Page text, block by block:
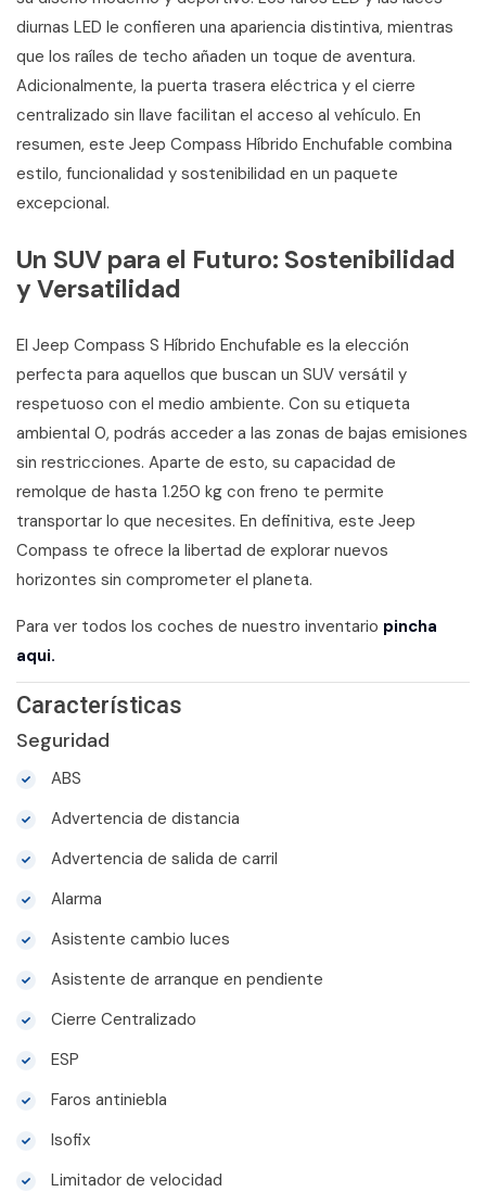
diurnas LED le confieren una apariencia distintiva, mientras
que los raíles de techo añaden un toque de aventura.
Adicionalmente, la puerta trasera eléctrica y el cierre
centralizado sin llave facilitan el acceso al vehículo. En
resumen, este Jeep Compass Híbrido Enchufable combina
estilo, funcionalidad y sostenibilidad en un paquete
excepcional.
Un SUV para el Futuro: Sostenibilidad
y Versatilidad
El Jeep Compass S Híbrido Enchufable es la elección
perfecta para aquellos que buscan un SUV versátil y
respetuoso con el medio ambiente. Con su etiqueta
ambiental 0, podrás acceder a las zonas de bajas emisiones
sin restricciones. Aparte de esto, su capacidad de
remolque de hasta 1.250 kg con freno te permite
transportar lo que necesites. En definitiva, este Jeep
Compass te ofrece la libertad de explorar nuevos
horizontes sin comprometer el planeta.
Para ver todos los coches de nuestro inventario pincha
aqui.
Características
Seguridad
ABS
Advertencia de distancia
Advertencia de salida de carril
Alarma
Asistente cambio luces
Asistente de arranque en pendiente
Cierre Centralizado
ESP
Faros antiniebla
Isofix
Limitador de velocidad